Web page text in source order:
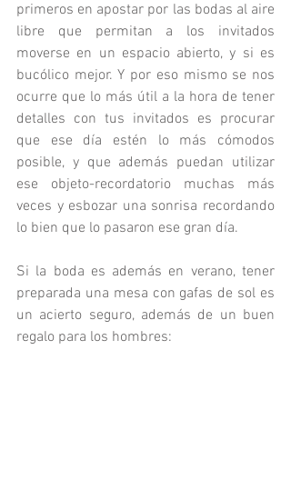
primeros en apostar por las bodas al aire
libre que permitan a los invitados
moverse en un espacio abierto, y si es
bucólico mejor. Y por eso mismo se nos
ocurre que lo más útil a la hora de tener
detalles con tus invitados es procurar
que ese día estén lo más cómodos
posible, y que además puedan utilizar
ese objeto-recordatorio muchas más
veces y esbozar una sonrisa recordando
lo bien que lo pasaron ese gran día.
Si la boda es además en verano, tener
preparada una mesa con gafas de sol es
un acierto seguro, además de un buen
regalo para los hombres: